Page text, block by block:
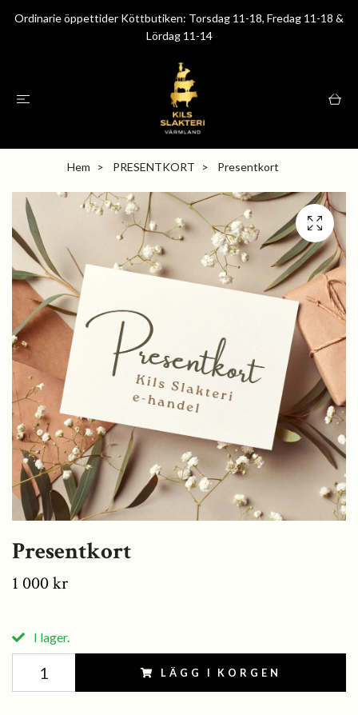
Ordinarie öppettider Köttbutiken: Torsdag 11-18, Fredag 11-18 &
Lördag 11-14
Hem PRESENTKORT Presentkort
Presentkort
1 000 kr
I lager.
LÄGG I KORGEN